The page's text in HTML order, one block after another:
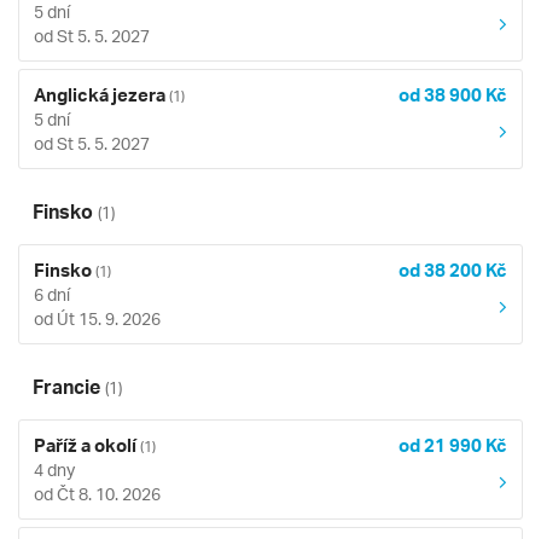
5 dní
od St 5. 5. 2027
Anglická jezera (1) od 38 900 Kč
5 dní
od St 5. 5. 2027
Finsko (1)
Finsko (1) od 38 200 Kč
6 dní
od Út 15. 9. 2026
Francie (1)
Paříž a okolí(1) od 21 990 Kč
4 dny
od Čt 8. 10. 2026